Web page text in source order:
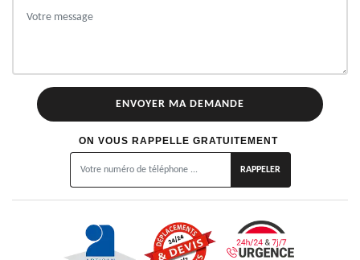
ON VOUS RAPPELLE GRATUITEMENT